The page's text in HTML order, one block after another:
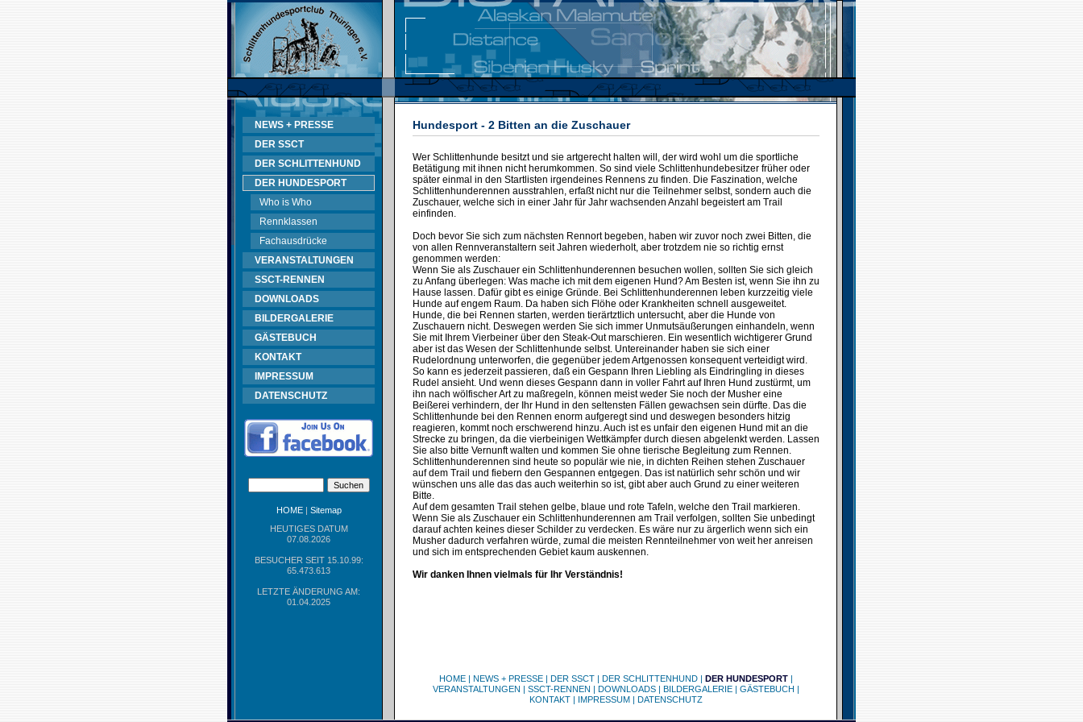
NEWS + PRESSE
DER SSCT
DER SCHLITTENHUND
DER HUNDESPORT
Who is Who
Rennklassen
Fachausdrücke
VERANSTALTUNGEN
SSCT-RENNEN
DOWNLOADS
BILDERGALERIE
GÄSTEBUCH
KONTAKT
IMPRESSUM
DATENSCHUTZ
HOME| Sitemap
HEUTIGES DATUM
07.08.2026
BESUCHER SEIT 15.10.99:
65.473.613
LETZTE ÄNDERUNG AM:
01.04.2025
Hundesport - 2 Bitten an die Zuschauer
Wer Schlittenhunde besitzt und sie artgerecht halten will, der wird wohl um die sportliche
Betätigung mit ihnen nicht herumkommen. So sind viele Schlittenhundebesitzer früher oder
später einmal in den Startlisten irgendeines Rennens zu finden. Die Faszination, welche
Schlittenhunderennen ausstrahlen, erfaßt nicht nur die Teilnehmer selbst, sondern auch die
Zuschauer, welche sich in einer Jahr für Jahr wachsenden Anzahl begeistert am Trail
einfinden.
Doch bevor Sie sich zum nächsten Rennort begeben, haben wir zuvor noch zwei Bitten, die
von allen Rennveranstaltern seit Jahren wiederholt, aber trotzdem nie so richtig ernst
genommen werden:
Wenn Sie als Zuschauer ein Schlittenhunderennen besuchen wollen, sollten Sie sich gleich
zu Anfang überlegen: Was mache ich mit dem eigenen Hund? Am Besten ist, wenn Sie ihn zu
Hause lassen. Dafür gibt es einige Gründe. Bei Schlittenhunderennen leben kurzzeitig viele
Hunde auf engem Raum. Da haben sich Flöhe oder Krankheiten schnell ausgeweitet.
Hunde, die bei Rennen starten, werden tierärtztlich untersucht, aber die Hunde von
Zuschauern nicht. Deswegen werden Sie sich immer Unmutsäußerungen einhandeln, wenn
Sie mit Ihrem Vierbeiner über den Steak-Out marschieren. Ein wesentlich wichtigerer Grund
aber ist das Wesen der Schlittenhunde selbst. Untereinander haben sie sich einer
Rudelordnung unterworfen, die gegenüber jedem Artgenossen konsequent verteidigt wird.
So kann es jederzeit passieren, daß ein Gespann Ihren Liebling als Eindringling in dieses
Rudel ansieht. Und wenn dieses Gespann dann in voller Fahrt auf Ihren Hund zustürmt, um
ihn nach wölfischer Art zu maßregeln, können meist weder Sie noch der Musher eine
Beißerei verhindern, der Ihr Hund in den seltensten Fällen gewachsen sein dürfte. Das die
Schlittenhunde bei den Rennen enorm aufgeregt sind und deswegen besonders hitzig
reagieren, kommt noch erschwerend hinzu. Auch ist es unfair den eigenen Hund mit an die
Strecke zu bringen, da die vierbeinigen Wettkämpfer durch diesen abgelenkt werden. Lassen
Sie also bitte Vernunft walten und kommen Sie ohne tierische Begleitung zum Rennen.
Schlittenhunderennen sind heute so populär wie nie, in dichten Reihen stehen Zuschauer
auf dem Trail und fiebern den Gespannen entgegen. Das ist natürlich sehr schön und wir
wünschen uns alle das das auch weiterhin so ist, gibt aber auch Grund zu einer weiteren
Bitte.
Auf dem gesamten Trail stehen gelbe, blaue und rote Tafeln, welche den Trail markieren.
Wenn Sie als Zuschauer ein Schlittenhunderennen am Trail verfolgen, sollten Sie unbedingt
darauf achten keines dieser Schilder zu verdecken. Es wäre nur zu ärgerlich wenn sich ein
Musher dadurch verfahren würde, zumal die meisten Rennteilnehmer von weit her anreisen
und sich im entsprechenden Gebiet kaum auskennen.
Wir danken Ihnen vielmals für Ihr Verständnis!
HOME| NEWS + PRESSE| DER SSCT| DER SCHLITTENHUND| DER HUNDESPORT|
VERANSTALTUNGEN | SSCT-RENNEN | DOWNLOADS| BILDERGALERIE| GÄSTEBUCH |
KONTAKT| IMPRESSUM| DATENSCHUTZ